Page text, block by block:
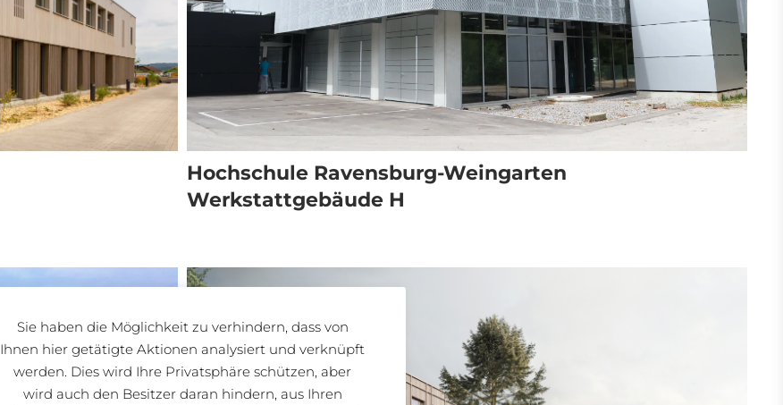
Hochschule Ravensburg-Weingarten
Werkstattgebäude H
Sie haben die Möglichkeit zu verhindern, dass von
Ihnen hier getätigte Aktionen analysiert und verknüpft
werden. Dies wird Ihre Privatsphäre schützen, aber
wird auch den Besitzer daran hindern, aus Ihren